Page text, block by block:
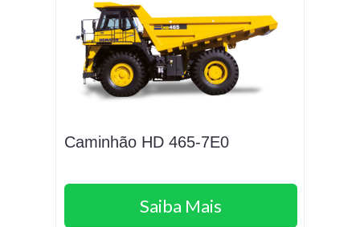
Caminhão HD 465-7E0
Saiba Mais